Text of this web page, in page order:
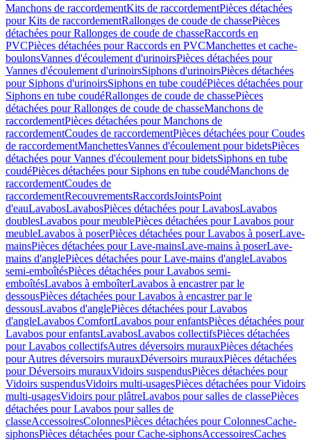
Manchons de raccordementKits de raccordementPièces détachées
pour Kits de raccordementRallonges de coude de chassePièces
détachées pour Rallonges de coude de chasseRaccords en
PVCPièces détachées pour Raccords en PVCManchettes et cache-
boulonsVannes d'écoulement d'urinoirsPièces détachées pour
Vannes d'écoulement d'urinoirsSiphons d'urinoirsPièces détachées
pour Siphons d'urinoirsSiphons en tube coudéPièces détachées pour
Siphons en tube coudéRallonges de coude de chassePièces
détachées pour Rallonges de coude de chasseManchons de
raccordementPièces détachées pour Manchons de
raccordementCoudes de raccordementPièces détachées pour Coudes
de raccordementManchettesVannes d'écoulement pour bidetsPièces
détachées pour Vannes d'écoulement pour bidetsSiphons en tube
coudéPièces détachées pour Siphons en tube coudéManchons de
raccordementCoudes de
raccordementRecouvrementsRaccordsJointsPoint
d'eauLavabosLavabosPièces détachées pour LavabosLavabos
doublesLavabos pour meublePièces détachées pour Lavabos pour
meubleLavabos à poserPièces détachées pour Lavabos à poserLave-
mainsPièces détachées pour Lave-mainsLave-mains à poserLave-
mains d'anglePièces détachées pour Lave-mains d'angleLavabos
semi-emboîtésPièces détachées pour Lavabos semi-
emboîtésLavabos à emboîterLavabos à encastrer par le
dessousPièces détachées pour Lavabos à encastrer par le
dessousLavabos d'anglePièces détachées pour Lavabos
d'angleLavabos ComfortLavabos pour enfantsPièces détachées pour
Lavabos pour enfantsLavabosLavabos collectifsPièces détachées
pour Lavabos collectifsAutres déversoirs murauxPièces détachées
pour Autres déversoirs murauxDéversoirs murauxPièces détachées
pour Déversoirs murauxVidoirs suspendusPièces détachées pour
Vidoirs suspendusVidoirs multi-usagesPièces détachées pour Vidoirs
multi-usagesVidoirs pour plâtreLavabos pour salles de classePièces
détachées pour Lavabos pour salles de
classeAccessoiresColonnesPièces détachées pour ColonnesCache-
siphonsPièces détachées pour Cache-siphonsAccessoiresCaches